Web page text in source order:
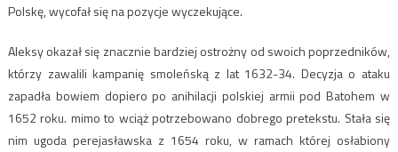
Polskę, wycofał się na pozycje wyczekujące.
Aleksy okazał się znacznie bardziej ostrożny od swoich poprzedników,
którzy zawalili kampanię smoleńską z lat 1632-34. Decyzja o ataku
zapadła bowiem dopiero po anihilacji polskiej armii pod Batohem w
1652 roku. mimo to wciąż potrzebowano dobrego pretekstu. Stała się
nim ugoda perejasławska z 1654 roku, w ramach której osłabiony